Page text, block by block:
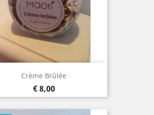
Crème Brûlée
Prijs
€ 8,00